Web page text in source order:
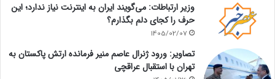
وزیر ارتباطات: می‌گویند ایران به اینترنت نیاز ندارد؛ این
حرف را کجای دلم بگذارم؟
1405/02/07
تصاویر: ورود ژنرال عاصم منیر فرمانده ارتش پاکستان به
تهران با استقبال عراقچی